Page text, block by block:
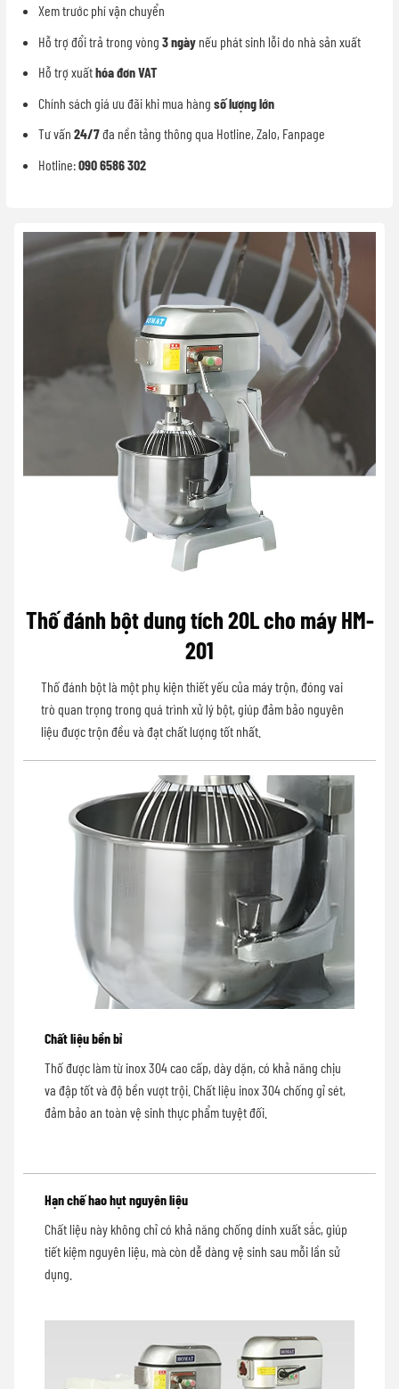
Xem trước phí vận chuyển
Hỗ trợ đổi trả trong vòng 3 ngày nếu phát sinh lỗi do nhà sản xuất
Hỗ trợ xuấthóa đơn VAT
Chính sách giá ưu đãi khi mua hàng số lượng lớn
Tư vấn 24/7đa nền tảng thông qua Hotline, Zalo, Fanpage
Hotline:090 6586 302
Thố đánh bột dung tích 20L cho máy HM-
201
Thố đánh bột là một phụ kiện thiết yếu của máy trộn, đóng vai
trò quan trọng trong quá trình xử lý bột, giúp đảm bảo nguyên
liệu được trộn đều và đạt chất lượng tốt nhất.
Chất liệu bền bỉ
Thố được làm từ inox 304 cao cấp, dày dặn, có khả năng chịu
va đập tốt và độ bền vượt trội. Chất liệu inox 304 chống gỉ sét,
đảm bảo an toàn vệ sinh thực phẩm tuyệt đối.
Hạn chế hao hụt nguyên liệu
Chất liệu này không chỉ có khả năng chống dính xuất sắc, giúp
tiết kiệm nguyên liệu, mà còn dễ dàng vệ sinh sau mỗi lần sử
dụng.